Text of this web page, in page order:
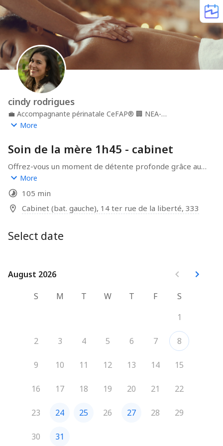
cindy rodrigues
💼 Accompagnante périnatale CeFAP® 🏢 NEA-
accompagnement périnatal
More
Soin de la mère 1h45 - cabinet
Offrez-vous un moment de détente profonde grâce au
soin postnatal comprenant un temps d'écoute sur votre
histoire, un temps de relaxation comprenant un
massage inspiré de l'Ayurvéda qui rééquilibre les
énergies du corps et qui se finit par un resserrage de
durant votre maternité.
More
105 min
Cabinet (bat. gauche), 14 ter rue de la liberté, 33320
Select date
August 2026
August 2026
S
M T W T F
S
1
2 3 4 5 6 7 8
9 10 11 12 13 14 15
16 17 18 19 20 21 22
23 24 25 26 27 28 29
30 31